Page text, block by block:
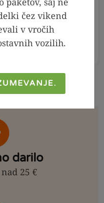
Arašidov namaz 100
% - Crunchy, 300g
darilo
25 €
čez vikend
v vročih
vozilih.